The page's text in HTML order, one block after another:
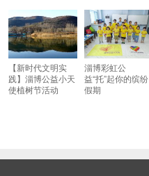
【新时代文明实
践】淄博公益小天
使植树节活动
淄博彩虹公
益“托”起你的缤纷
假期